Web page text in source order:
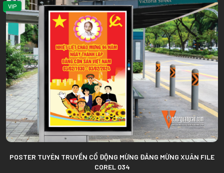
VIP
POSTER TUYÊN TRUYỀN CỔ ĐỘNG MỪNG ĐẢNG MỪNG XUÂN FILE
COREL 034